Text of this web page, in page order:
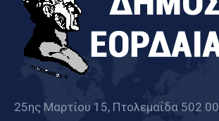
25ης Μαρτίου 15, Πτολεμαΐδα 502 00